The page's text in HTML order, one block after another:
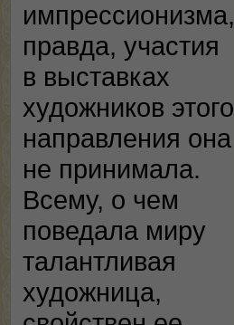
импрессионизма,
правда, участия
в выставках
художников этого
направления она
не принимала.
Всему, о чем
поведала миру
талантливая
художница,